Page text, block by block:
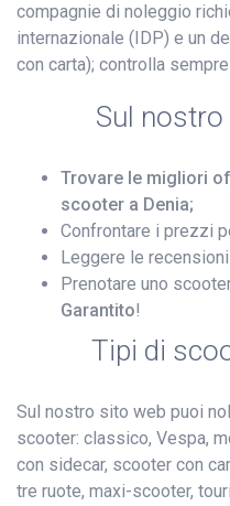
compagnie di noleggio
internazionale (IDP) e un
con carta); controlla
Sul
Trovare le migliori
scooter a Denia;
Confrontare i prezzi
Leggere le
Prenotare uno
Garantito!
Tipi di
Sul nostro sito web puoi
scooter: classico, Vespa,
con sidecar, scooter con
tre ruote, maxi-scooter,